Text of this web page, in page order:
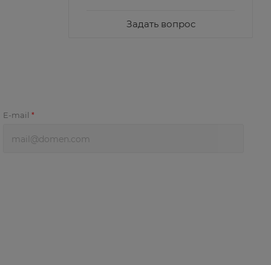
Задать вопрос
E-mail *